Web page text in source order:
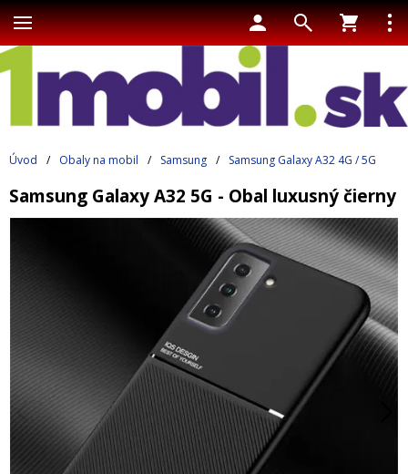
Úvod / Obaly na mobil / Samsung / Samsung Galaxy A32 4G / 5G
Samsung Galaxy A32 5G - Obal luxusný čierny